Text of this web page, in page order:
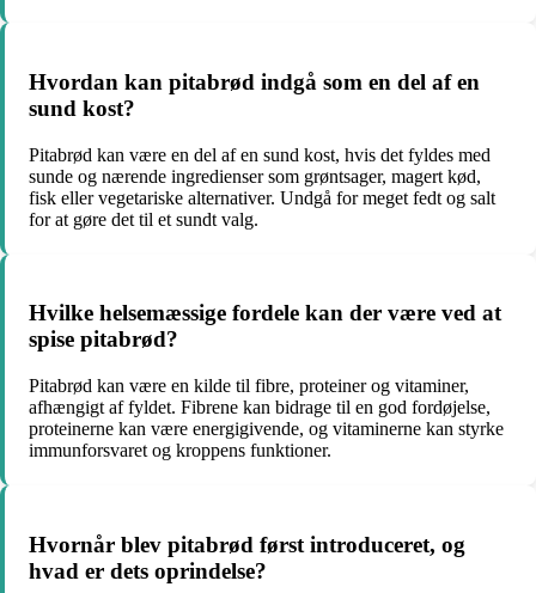
Hvordan kan pitabrød indgå som en del af en
sund kost?
Pitabrød kan være en del af en sund kost, hvis det fyldes med
sunde og nærende ingredienser som grøntsager, magert kød,
fisk eller vegetariske alternativer. Undgå for meget fedt og salt
for at gøre det til et sundt valg.
Hvilke helsemæssige fordele kan der være ved at
spise pitabrød?
Pitabrød kan være en kilde til fibre, proteiner og vitaminer,
afhængigt af fyldet. Fibrene kan bidrage til en god fordøjelse,
proteinerne kan være energigivende, og vitaminerne kan styrke
immunforsvaret og kroppens funktioner.
Hvornår blev pitabrød først introduceret, og
hvad er dets oprindelse?